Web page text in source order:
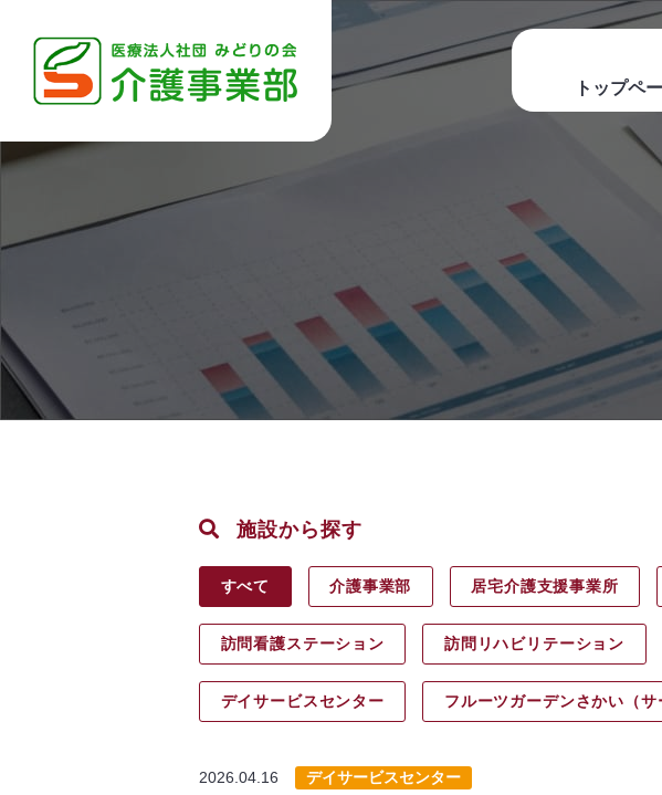
トップペ
施設から探す
すべて 介護事業部 居宅介護支援事業所
訪問看護ステーション 訪問リハビリ テーション
デイサービスセンター フルーツガーデンさかい（サ
2026.04.16 デイサービスセンター